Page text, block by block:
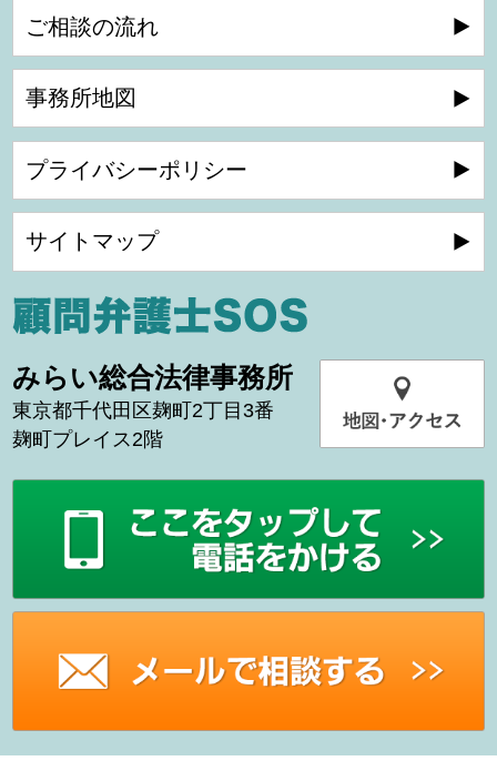
ご相談の流れ
事務所地図
プライバシーポリシー
サイトマップ
みらい総合法律事務所
東京都千代田区麹町2丁目3番
麹町プレイス2階